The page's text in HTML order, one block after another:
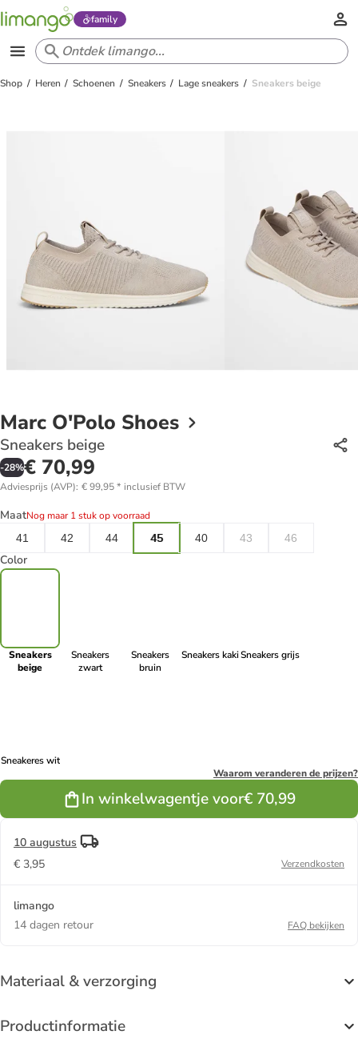
family
Shop Heren Schoenen Sneakers Lage sneakers Sneakers beige
Marc O'Polo Shoes
Sneakers beige
-28%€ 70,99
Adviesprijs (AVP): € 99,95* inclusief BTW
MaatNog maar 1 stuk op voorraad
41
42 44 45 40 43 46
Color
Sneakers
beige
Sneakers
zwart
Sneakers
bruin
Sneakers kakiSneakers grijs
Sneakeres wit
Waarom veranderen de prijzen?
In winkelwagentje voor€ 70,99
10 augustus
€ 3,95
Verzendkosten
limango
14 dagen retour
FAQ bekijken
Materiaal & verzorging
Productinformatie